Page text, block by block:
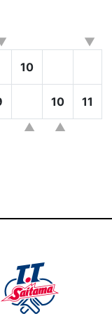
10
10 11